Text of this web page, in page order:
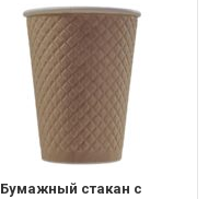
Бумажный стакан с